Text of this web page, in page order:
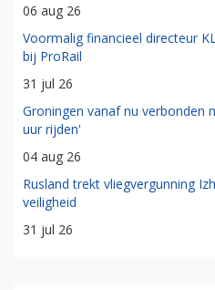
06 aug 26
Voormalig financieel directeur
bij ProRail
31 jul 26
Groningen vanaf nu verbonden
uur rijden'
04 aug 26
Rusland trekt vliegvergunning
veiligheid
31 jul 26